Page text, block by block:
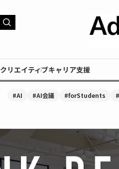
クリエイティブキャリア支援
#AI #AI会議 #forStudents